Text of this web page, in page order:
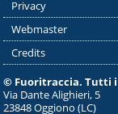
Privacy
Webmaster
Credits
© Fuoritraccia. Tutti
Via Dante Alighieri, 5
23848 Oggiono (LC)